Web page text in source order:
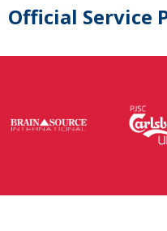
Official Service